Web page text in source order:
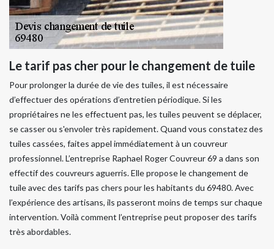
Le tarif pas cher pour le changement de tuile
Pour prolonger la durée de vie des tuiles, il est nécessaire
d’effectuer des opérations d’entretien périodique. Si les
propriétaires ne les effectuent pas, les tuiles peuvent se déplacer,
se casser ou s'envoler très rapidement. Quand vous constatez des
tuiles cassées, faites appel immédiatement à un couvreur
professionnel. L’entreprise Raphael Roger Couvreur 69 a dans son
effectif des couvreurs aguerris. Elle propose le changement de
tuile avec des tarifs pas chers pour les habitants du 69480. Avec
l’expérience des artisans, ils passeront moins de temps sur chaque
intervention. Voilà comment l’entreprise peut proposer des tarifs
très abordables.